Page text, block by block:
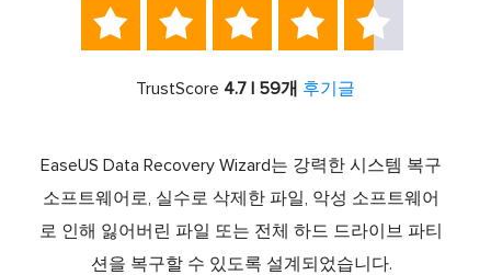
    
TrustScore 4.7 | 59개 후기글
EaseUS Data Recovery Wizard는 강력한 시스템 복구
소프트웨어로, 실수로 삭제한 파일, 악성 소프트웨어
로 인해 잃어버린 파일 또는 전체 하드 드라이브 파티
션을 복구할 수 있도록 설계되었습니다.